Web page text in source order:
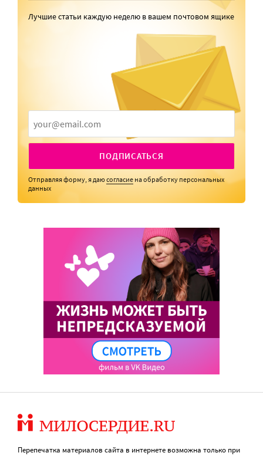
Лучшие статьи каждую неделю в вашем почтовом ящике
ПОДПИСАТЬСЯ
Отправляя форму, я даюсогласие на обработку персональных
данных
Перепечатка материалов сайта в интернете возможна только при